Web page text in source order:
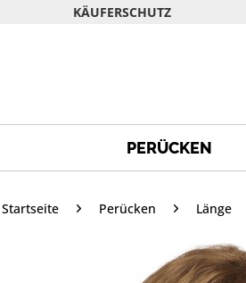
KÄUFERSCHUTZ
PERÜCKEN
Startseite Perücken Länge